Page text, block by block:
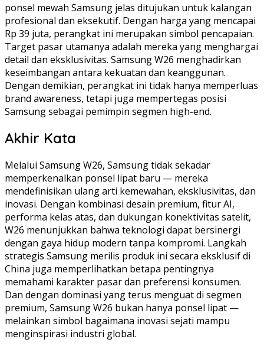
ponsel mewah Samsung jelas ditujukan untuk kalangan
profesional dan eksekutif. Dengan harga yang mencapai
Rp 39 juta, perangkat ini merupakan simbol pencapaian.
Target pasar utamanya adalah mereka yang menghargai
detail dan eksklusivitas. Samsung W26 menghadirkan
keseimbangan antara kekuatan dan keanggunan.
Dengan demikian, perangkat ini tidak hanya memperluas
brand awareness, tetapi juga mempertegas posisi
Samsung sebagai pemimpin segmen high-end.
Akhir Kata
Melalui Samsung W26, Samsung tidak sekadar
memperkenalkan ponsel lipat baru — mereka
mendefinisikan ulang arti kemewahan, eksklusivitas, dan
inovasi. Dengan kombinasi desain premium, fitur AI,
performa kelas atas, dan dukungan konektivitas satelit,
W26 menunjukkan bahwa teknologi dapat bersinergi
dengan gaya hidup modern tanpa kompromi. Langkah
strategis Samsung merilis produk ini secara eksklusif di
China juga memperlihatkan betapa pentingnya
memahami karakter pasar dan preferensi konsumen.
Dan dengan dominasi yang terus menguat di segmen
premium, Samsung W26 bukan hanya ponsel lipat —
melainkan simbol bagaimana inovasi sejati mampu
menginspirasi industri global.